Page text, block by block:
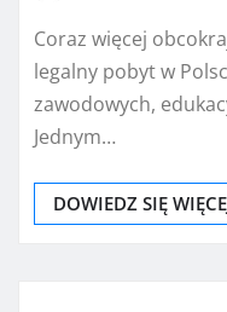
Coraz więcej
legalny pobyt w
zawodowych,
Jednym…
DOWIEDZ SIĘ